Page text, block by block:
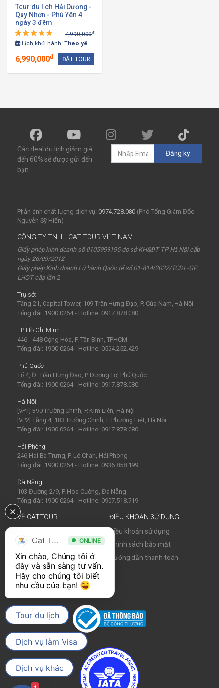
Tour du lịch Hải Dương -
Quy Nhơn - Phú Yên 4
ngày 3 đêm
7,990,000đ
Lịch khởi hành: Theo yêu cầu
6,990,000đ ĐẶT TOUR
Các deal du lịch giảm giá
đến 60% sẽ được gửi đến
bạn
Đăng ký
Phản ánh chất lượng dịch vụ: 0974.728.080 (Phó Tổng Giám Đốc -
Nguyễn Sỹ Hiển)
CÔNG TY TNHH CAT TOUR VIỆT NAM
Giấy phép kinh doanh số 0105999195 do sở KH&ĐT TP Hà Nội cấp
ngày 26/09/2012
Giấy phép Kinh doanh Lữ hành Quốc tế số 01-814/2022/TCDL-GP
LHQT cấp lần 2
Trụ sở:
Tầng 21, Capital Tower, 109 Trần Hưng Đạo, P. Cửa Nam, Hà Nội
Tổng đài: 1900 0264 - Hotline: 0917.878.080
TP Hồ Chí Minh:
446 - 448 Cộng Hòa, P. Tân Bình, TPHCM
Tổng đài: 1900 0264 - Hotline: 0564.252.429
Phú Quốc:
Tổ 4, Đ. Trần Hưng Đạo, P. Dương Tơ, Phú Quốc
Tổng đài: 1900 0264 - Hotline: 0917.878.080
Hà Nội:
[VP1] 390 Trường Chinh, P. Kim Liên, Hà Nội
[VP2] Tầng 4, 183 Trường Chinh, P. Phương Liệt, Hà Nội
Tổng đài: 1900 0264 - Hotline: 0917.878.080
Hải Phòng:
246 Hai Bà Trưng, P. Lê Chân, Hải Phòng
Tổng đài: 1900 0264 - Hotline: 0936.858.199
Đà Nẵng:
103 Đường 2/9, P. Hòa Cường, Đà Nẵng
Tổng đài: 1900 0264 - Hotline: 0907.518.719
VỀ CATTOUR
Tin tức
Hợp tác cùng Cattour
Cơ hội nghề nghiệp
ĐIỀU KHOẢN SỬ DỤNG
Điều khoản sử dụng
Chính sách bảo mật
Hướng dẫn thanh toán
Cat Tour ONLINE
Xin chào, Chúng tôi ở
đây và sẵn sàng tư vấn.
Hãy cho chúng tôi biết
nhu cầu của bạn!
Tour du lịch
Dịch vụ làm Visa
Dịch vụ khác